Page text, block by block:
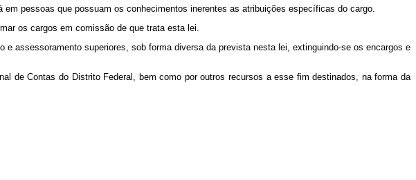
pessoas que possuam os conhecimentos inerentes as atribuições específicas do cargo.
os cargos em comissão de que trata esta lei.
assessoramento superiores, sob forma diversa da prevista nesta lei, extinguindo-se os encargos e
de Contas do Distrito Federal, bem como por outros recursos a esse fim destinados, na forma da